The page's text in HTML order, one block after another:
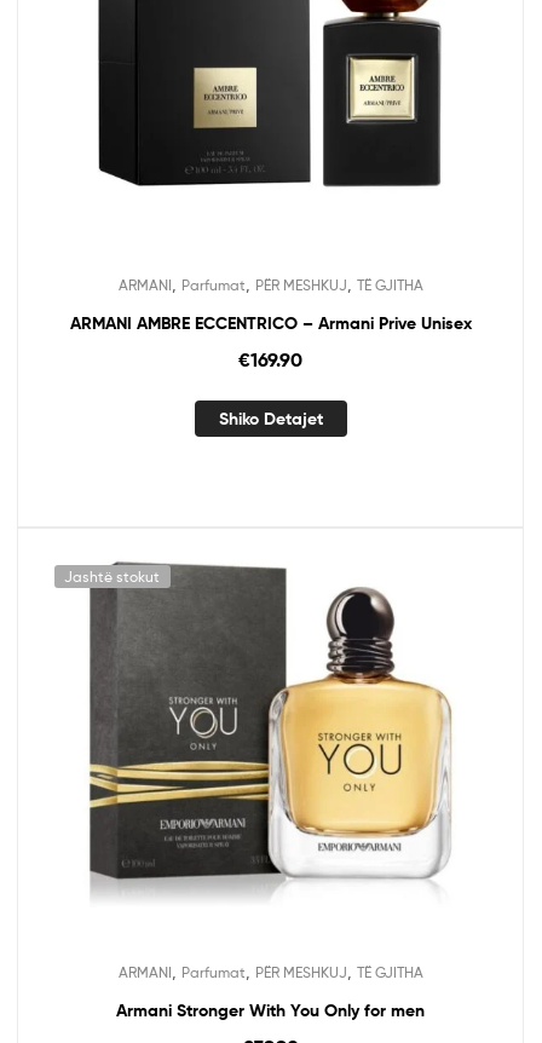
ARMANI Parfumat PËR MESHKUJ TË GJITHA
ARMANI AMBRE ECCENTRICO – Armani Prive Unisex
€169.90
Shiko Detajet
Jashtë stokut
ARMANI Parfumat PËR MESHKUJ TË GJITHA
Armani Stronger With You Only for men